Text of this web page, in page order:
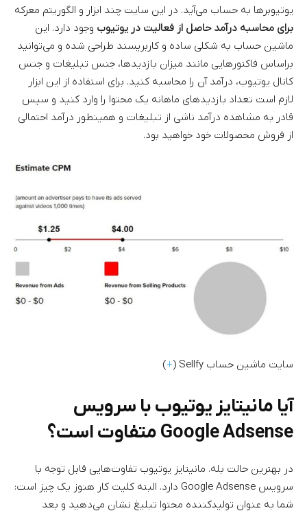
یوتیوبرها به حساب می‌آید. در این سایت چند ابزار و الگوریتم معرکه
برای محاسبه درآمد حاصل از فعالیت در یوتیوب وجود دارد. این
ماشین حساب به شکلی ساده و کاربرپسند طراحی شده و می‌توانید
براساس فاکتورهایی مانند میزان بازدیدها، جنس تبلیغات و جنس
کانال یوتیوب، درآمد آن را محاسبه کنید. برای استفاده از این ابزار
لازم است تعداد بازدیدهای ماهانه یک محتوا را وارد کنید و سپس
قادر به مشاهده درآمد ناشی از تبلیغات و همینطور درآمد احتمالی
از فروش محصولات خود خواهید بود.
سایت ماشین حساب Sellfy ( +
)
آیا مانیتایز یوتیوب با سرویس
Google Adsense متفاوت است؟
در بهترین حالت بله. مانیتایز یوتیوب تفاوت‌هایی قابل توجه با
سرویس Google Adsense دارد. البته کلیت کار هنوز یک چیز است:
شما به عنوان تولیدکننده محتوا تبلیغ نشان می‌دهید و بعد